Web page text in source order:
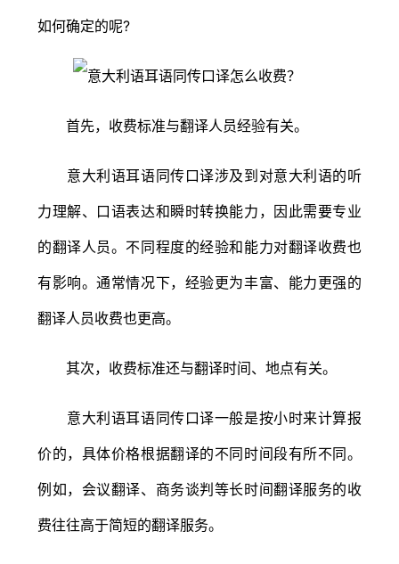
如何确定的呢?
首先，收费标准与翻译人员经验有关。
意大利语耳语同传口译涉及到对意大利语的听
力理解、口语表达和瞬时转换能力，因此需要专业
的翻译人员。不同程度的经验和能力对翻译收费也
有影响。通常情况下，经验更为丰富、能力更强的
翻译人员收费也更高。
其次，收费标准还与翻译时间、地点有关。
意大利语耳语同传口译一般是按小时来计算报
价的，具体价格根据翻译的不同时间段有所不同。
例如，会议翻译、商务谈判等长时间翻译服务的收
费往往高于简短的翻译服务。